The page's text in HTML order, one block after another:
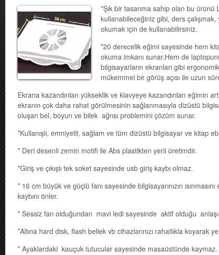
*Şık bir tasarıma sahip olan bu ürünü
kullanabileceğiniz gibi, ders çalışmak,
okumak için de kullanabilirsiniz.
*20 derecelik eğimi sayesinde hem
okuma imkanı sunar,Hem de
bilgisayarların ekranları gibi
mükemmel bir görüş açısı ile uzun
Ekrana kazandırılan yükseklik ve klavyeye kazandırılan eğimin
ekranın çok daha rahat görülmesinin sağlanmasıyla dizüstü
oluşan bel, boyun ve bilek ağrısı problemini çözüm sunar.
*Kullanışlı, emniyetli, sağlam ve tüm dizüstü bilgisayar ve kitap
* Deri desenli zemin motifi ile Abs plastikten yerli üretimdir.
*Giriş ve çıkışlı tek soket sayesinde usb giriş kaybı olmaz.
* 16 cm büyük ve güçlü fanı sayesinde bilgisayarınızın
kaybını önler.
* Sessiz fan olduğundan mavi ledi sayesinde aktif olduğu
*Altına hard disk, flash bellek vb cihazlarınızı rahatlıkla koyarak
* Ayaklardaki kauçuk tutucular sayesinde masaüstünde kaymaz.